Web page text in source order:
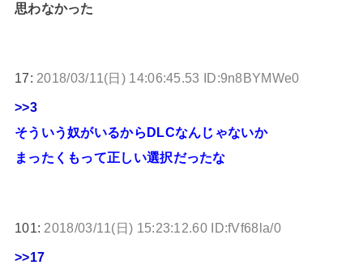
思わなかった
17: 2018/03/11(日) 14:06:45.53 ID:9n8BYMWe0
>>3
そういう奴がいるからDLCなんじゃないか
まったくもって正しい選択だったな
101: 2018/03/11(日) 15:23:12.60 ID:fVf68la/0
>>17